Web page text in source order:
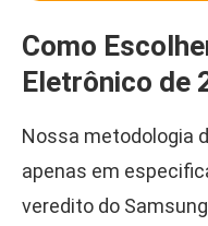
Como
Eletrônico de
Nossa metodologia
apenas em
veredito do